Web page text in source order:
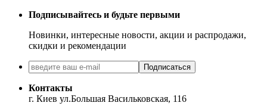
Подписывайтесь и будьте первыми
Новинки, интересные новости, акции и распродажи,
скидки и рекомендации
Подписаться
Контакты
г. Киев ул.Большая Васильковская, 116